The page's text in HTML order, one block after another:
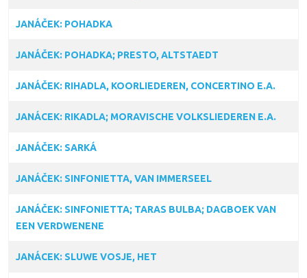
JANÁČEK: POHADKA
JANÁČEK: POHADKA; PRESTO, ALTSTAEDT
JANÁČEK: RIHADLA, KOORLIEDEREN, CONCERTINO E.A.
JANÁCEK: RIKADLA; MORAVISCHE VOLKSLIEDEREN E.A.
JANÁČEK: SARKÁ
JANÁČEK: SINFONIETTA, VAN IMMERSEEL
JANÁČEK: SINFONIETTA; TARAS BULBA; DAGBOEK VAN
EEN VERDWENENE
JANÁCEK: SLUWE VOSJE, HET